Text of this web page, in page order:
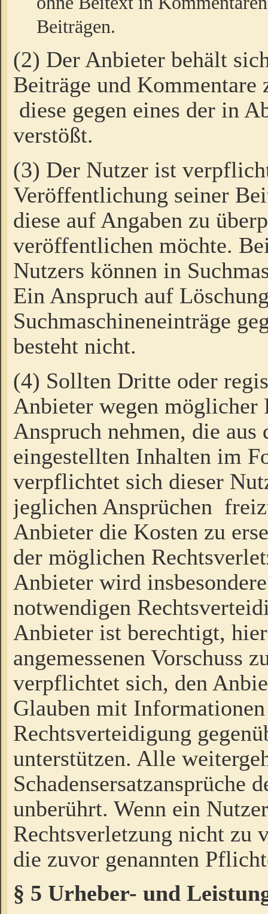
Beiträgen.
(2) Der Anbieter behält
Beiträge und Kommentare
diese gegen eines der in
verstößt.
(3) Der Nutzer ist
Veröffentlichung seiner
diese auf Angaben zu
veröffentlichen möchte.
Nutzers können in
Ein Anspruch auf
Suchmaschineneinträge
besteht nicht.
(4) Sollten Dritte oder
Anbieter wegen möglicher
Anspruch nehmen, die
eingestellten Inhalten im
verpflichtet sich dieser
jeglichen Ansprüchen
Anbieter die Kosten zu
der möglichen
Anbieter wird
notwendigen
Anbieter ist berechtigt,
angemessenen Vorschuss
verpflichtet sich, den
Glauben mit
Rechtsverteidigung
unterstützen. Alle
Schadensersatzansprüche
unberührt. Wenn ein
Rechtsverletzung nicht zu
die zuvor genannten
§ 5 Urheber- und